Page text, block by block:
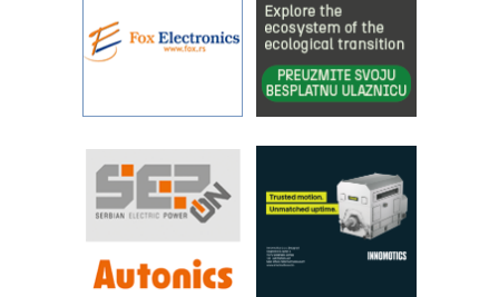
YAMADA pumpe – japanska
pouzdanost u transferu fluida
Filtration Group Industrial – Napredna
rešenja za filtraciju u hidrauličkim i
RILINEX kompanije Rittal
FANUC: Najbolje za vašu pametnu
automatizaciju
Efikasno upravljanje energijom
Automatizacija pakovanja · Display